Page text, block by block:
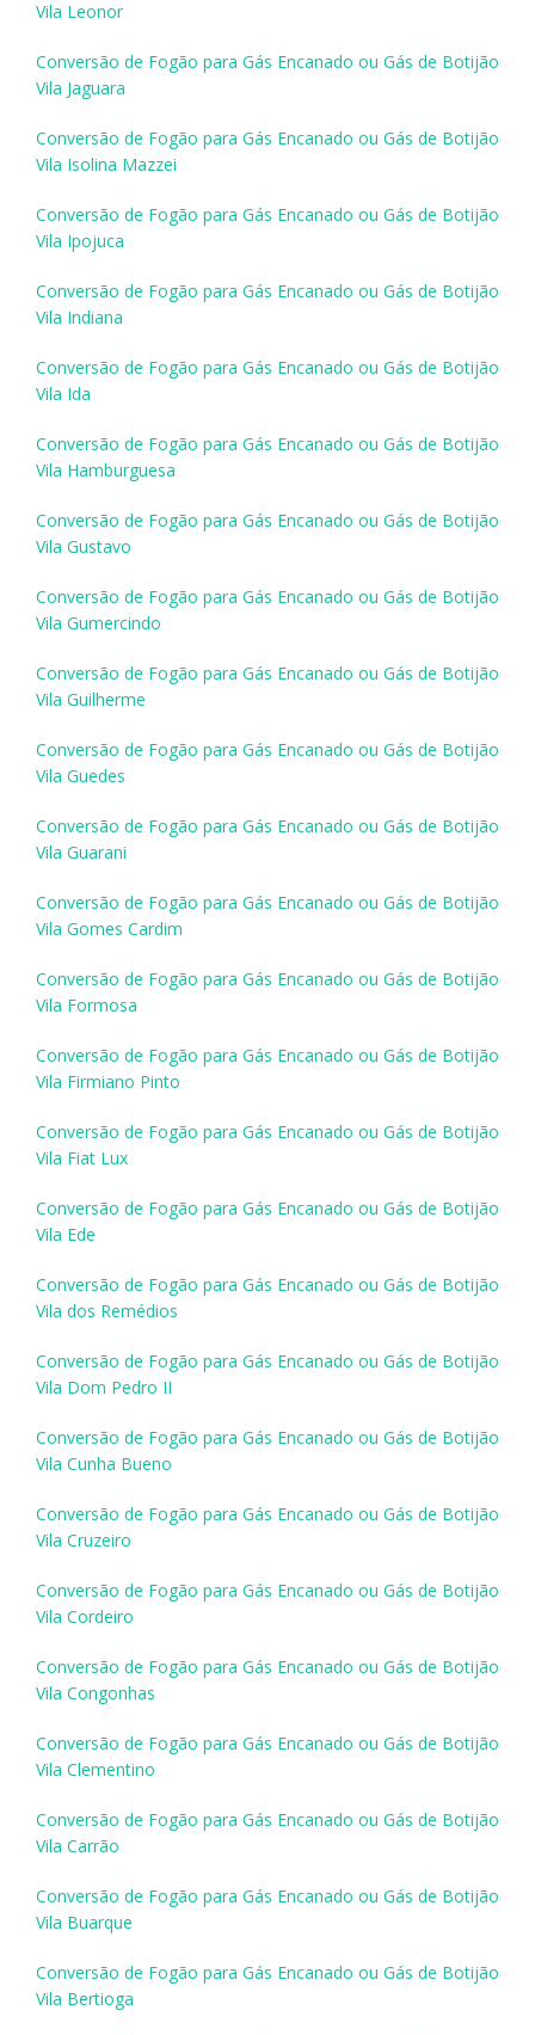
Vila Leonor
Conversão de Fogão para Gás Encanado ou Gás de Botijão
Vila Jaguara
Conversão de Fogão para Gás Encanado ou Gás de Botijão
Vila Isolina Mazzei
Conversão de Fogão para Gás Encanado ou Gás de Botijão
Vila Ipojuca
Conversão de Fogão para Gás Encanado ou Gás de Botijão
Vila Indiana
Conversão de Fogão para Gás Encanado ou Gás de Botijão
Vila Ida
Conversão de Fogão para Gás Encanado ou Gás de Botijão
Vila Hamburguesa
Conversão de Fogão para Gás Encanado ou Gás de Botijão
Vila Gustavo
Conversão de Fogão para Gás Encanado ou Gás de Botijão
Vila Gumercindo
Conversão de Fogão para Gás Encanado ou Gás de Botijão
Vila Guilherme
Conversão de Fogão para Gás Encanado ou Gás de Botijão
Vila Guedes
Conversão de Fogão para Gás Encanado ou Gás de Botijão
Vila Guarani
Conversão de Fogão para Gás Encanado ou Gás de Botijão
Vila Gomes Cardim
Conversão de Fogão para Gás Encanado ou Gás de Botijão
Vila Formosa
Conversão de Fogão para Gás Encanado ou Gás de Botijão
Vila Firmiano Pinto
Conversão de Fogão para Gás Encanado ou Gás de Botijão
Vila Fiat Lux
Conversão de Fogão para Gás Encanado ou Gás de Botijão
Vila Ede
Conversão de Fogão para Gás Encanado ou Gás de Botijão
Vila dos Remédios
Conversão de Fogão para Gás Encanado ou Gás de Botijão
Vila Dom Pedro II
Conversão de Fogão para Gás Encanado ou Gás de Botijão
Vila Cunha Bueno
Conversão de Fogão para Gás Encanado ou Gás de Botijão
Vila Cruzeiro
Conversão de Fogão para Gás Encanado ou Gás de Botijão
Vila Cordeiro
Conversão de Fogão para Gás Encanado ou Gás de Botijão
Vila Congonhas
Conversão de Fogão para Gás Encanado ou Gás de Botijão
Vila Clementino
Conversão de Fogão para Gás Encanado ou Gás de Botijão
Vila Carrão
Conversão de Fogão para Gás Encanado ou Gás de Botijão
Vila Buarque
Conversão de Fogão para Gás Encanado ou Gás de Botijão
Vila Bertioga